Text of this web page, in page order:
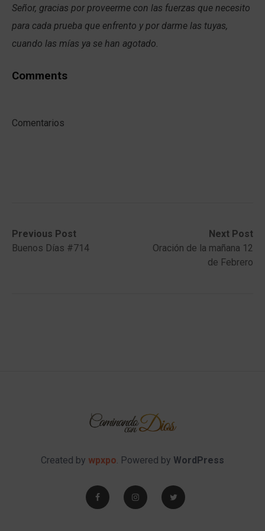
Señor, gracias por proveerme con las fuerzas que necesito
para cada prueba que enfrento y por darme las tuyas,
cuando las mías ya se han agotado.
Comments
Comentarios
Post
navigation
Previous Post
Previous
post:Buenos Días #714
Next Post
Next
post:
Oración de la mañana 12
de Febrero
Created by wpxpo. Powered by WordPress